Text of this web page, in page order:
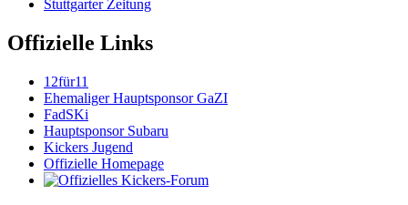
Stuttgarter Zeitung
Offizielle Links
12für11
Ehemaliger Hauptsponsor GaZI
FadSKi
Hauptsponsor Subaru
Kickers Jugend
Offizielle Homepage